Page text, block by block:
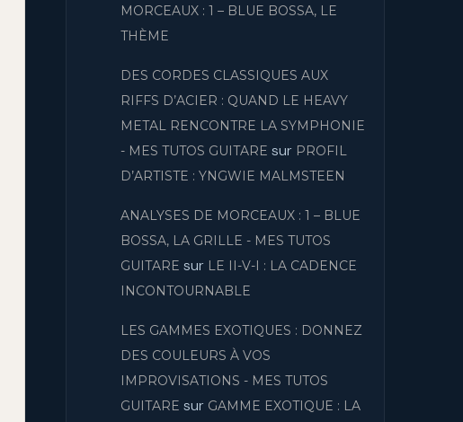
MORCEAUX : 1 – BLUE BOSSA, LE
THÈME
DES CORDES CLASSIQUES AUX
RIFFS D’ACIER : QUAND LE HEAVY
METAL RENCONTRE LA SYMPHONIE
- MES TUTOS GUITARE sur PROFIL
D’ARTISTE : YNGWIE MALMSTEEN
ANALYSES DE MORCEAUX : 1 – BLUE
BOSSA, LA GRILLE - MES TUTOS
GUITARE sur LE II-V-I : LA CADENCE
INCONTOURNABLE
LES GAMMES EXOTIQUES : DONNEZ
DES COULEURS À VOS
IMPROVISATIONS - MES TUTOS
GUITARE sur GAMME EXOTIQUE : LA